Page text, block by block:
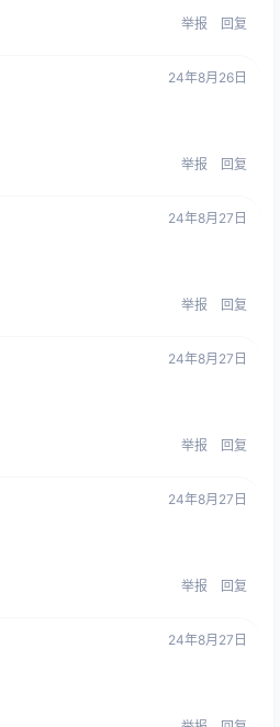
举报 回复
24年8月26日
举报 回复
24年8月27日
举报 回复
24年8月27日
举报 回复
24年8月27日
举报 回复
24年8月27日